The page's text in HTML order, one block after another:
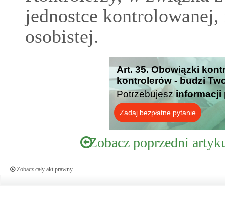
jednostce
osobistej.
Art. 35. Obowiązki
kontrolerów - budzi
Potrzebujesz informacji
Zadaj bezpłatne pytanie
Zobacz poprzedni
Zobacz cały akt prawny